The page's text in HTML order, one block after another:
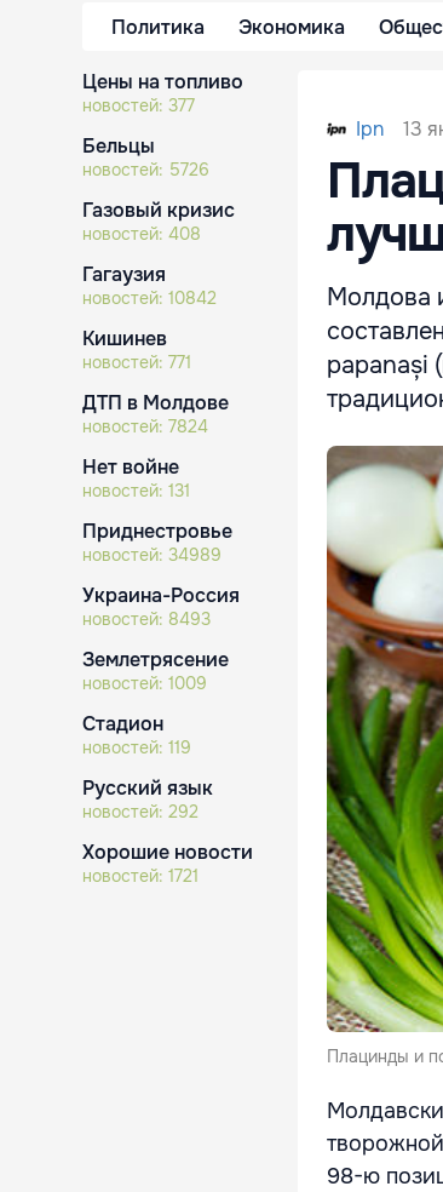
Политика Экономика
Цены на топливо
новостей: 377
Бельцы
новостей: 5726
Газовый кризис
новостей: 408
Гагаузия
новостей: 10842
Кишинев
новостей: 771
ДТП в Молдове
новостей: 7824
Нет войне
новостей: 131
Приднестровье
новостей: 34989
Украина-Россия
новостей: 8493
Землетрясение
новостей: 1009
Стадион
новостей: 119
Русский язык
новостей: 292
Хорошие новости
новостей: 1721
Ipn 13
Молдова
papanași
Плацинды и
98-ю